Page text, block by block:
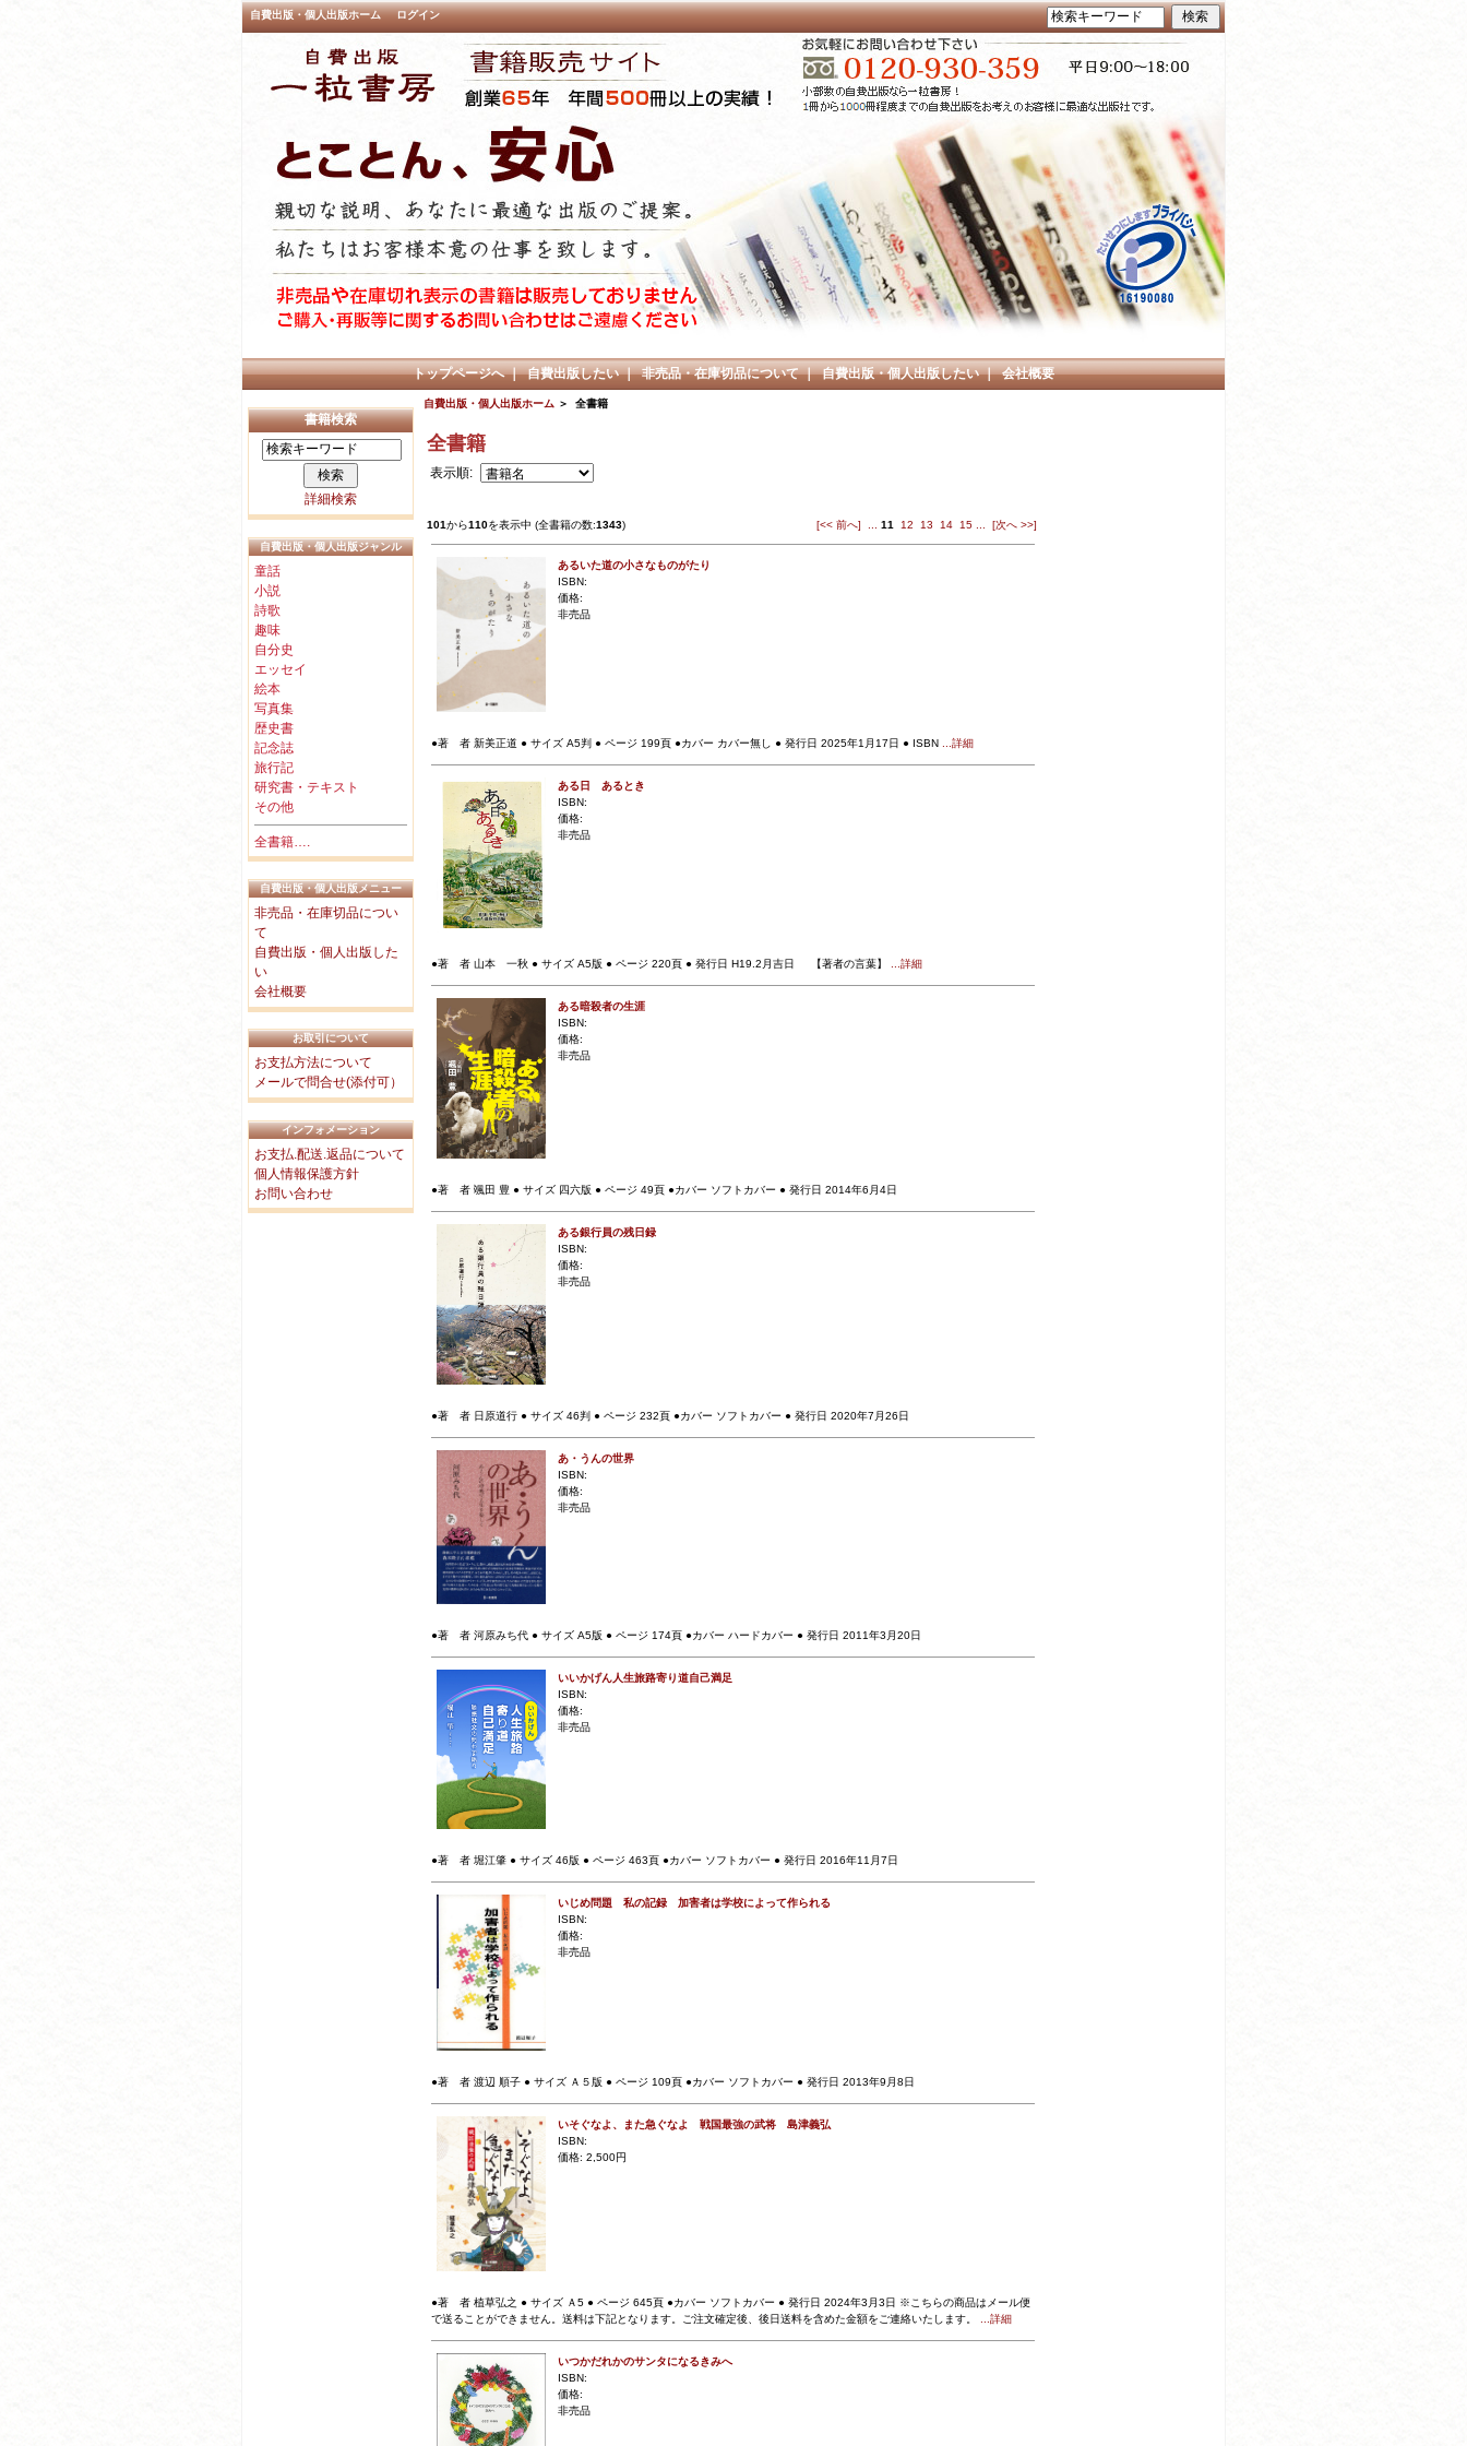
自費出版・個人出版ホーム ログイン
トップページへ｜自費出版したい｜非売品・在庫切品について｜自費出版・個人出版したい｜会社概要
書籍検索
詳細検索
自費出版・個人出版ジャンル
童話
小説
詩歌
趣味
自分史
エッセイ
絵本
写真集
歴史書
記念誌
旅行記
研究書・テキスト
その他
全書籍….
自費出版・個人出版メニュー
非売品・在庫切品につい
て
自費出版・個人出版した
い
会社概要
お取引について
お支払方法について
メールで問合せ(添付可）
インフォメーション
お支払.配送.返品について
個人情報保護方針
お問い合わせ
自費出版・個人出版ホーム＞ 全書籍
全書籍
表示順:
101から110を表示中 (全書籍の数:1343) [<< 前へ] 11 12 13 14 15 [次へ >>]
あるいた道の小さなものがたり
ISBN:
価格:
非売品
●著 者 新美正道 ● サイズ A5判 ● ページ 199頁 ●カバー カバー無し ● 発行日 2025年1月17日 ● ISBN ...詳細
ある日 あるとき
ISBN:
価格:
非売品
●著 者 山本 一秋 ● サイズ A5版 ● ページ 220頁 ● 発行日 H19.2月吉日 【著者の言葉】 ...詳細
ある暗殺者の生涯
ISBN:
価格:
非売品
●著 者 颯田 豊 ● サイズ 四六版 ● ページ 49頁 ●カバー ソフトカバー ● 発行日 2014年6月4日
ある銀行員の残日録
ISBN:
価格:
非売品
●著 者 日原道行 ● サイズ 46判 ● ページ 232頁 ●カバー ソフトカバー ● 発行日 2020年7月26日
あ・うんの世界
ISBN:
価格:
非売品
●著 者 河原みち代 ● サイズ A5版 ● ページ 174頁 ●カバー ハードカバー ● 発行日 2011年3月20日
いいかげん人生旅路寄り道自己満足
ISBN:
価格:
非売品
●著 者 堀江肇 ● サイズ 46版 ● ページ 463頁 ●カバー ソフトカバー ● 発行日 2016年11月7日
いじめ問題 私の記録 加害者は学校によって作られる
ISBN:
価格:
非売品
●著 者 渡辺 順子 ● サイズ Ａ５版 ● ページ 109頁 ●カバー ソフトカバー ● 発行日 2013年9月8日
いそぐなよ、また急ぐなよ 戦国最強の武将 島津義弘
ISBN:
価格: 2,500円
●著 者 植草弘之 ● サイズ Ａ5 ● ページ 645頁 ●カバー ソフトカバー ● 発行日 2024年3月3日 ※こちらの商品はメール便
で送ることができません。送料は下記となります。ご注文確定後、後日送料を含めた金額をご連絡いたします。
...詳細
いつかだれかのサンタになるきみへ
ISBN:
価格:
非売品